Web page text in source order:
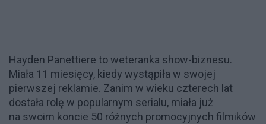
Hayden Panettiere to weteranka show-biznesu.
Miała 11 miesięcy, kiedy wystąpiła w swojej
pierwszej reklamie. Zanim w wieku czterech lat
dostała rolę w popularnym serialu, miała już
na swoim koncie 50 różnych promocyjnych filmików